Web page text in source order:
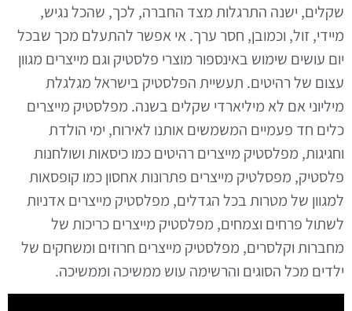
שקלים, ישנה התרגלות מצד החברה, לכך, שהכל נגיש,
מיידי, זול, וכמובן, חסר ערך. אי אפשר להתעלם מכך שבכל
יום עושים שימוש באינספור מוצרי פלסטיק וגם מייצרים מגוון
עצום של רהיטים. תעשיית הפלסטיק בישראל מגלגלת
מיליוני אם לא מיליארדי שקלים בשנה. מפלסטיק מייצרים
כלים חד פעמיים המשמשים אותנו לאירוח, ימי הולדת
וחגיגות, מפלסטיק מייצרים רהיטים כמו כיסאות ושולחנות
פלסטיק, מפסלטיק מייצרים פתרונות אחסון כמו קופסאות
למגוון של מטרות בכל הגדלים, מפלסטיק מייצרים אדניות
לשתול פרחים וצמחים, מפלסטיק מייצרים כריכות של
מחברות וקלסרים, מפלסטיק מייצרים חרוזים ומשחקים של
ילדים מכל הסוגים והרשימה עוש ממשיכה וממשיכה.